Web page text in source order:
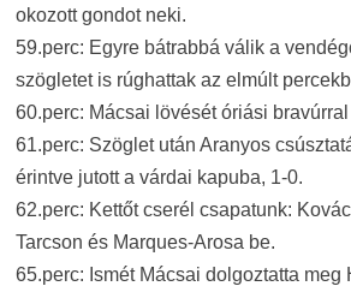
okozott gondot neki.
59.perc: Egyre bátrabbá válik a
szögletet is rúghattak az elmúlt
60.perc: Mácsai lövését óriási
61.perc: Szöglet után Aranyos
érintve jutott a várdai kapuba, 1-0.
62.perc: Kettőt cserél csapatunk:
Tarcson és Marques-Arosa be.
65.perc: Ismét Mácsai dolgoztatta meg